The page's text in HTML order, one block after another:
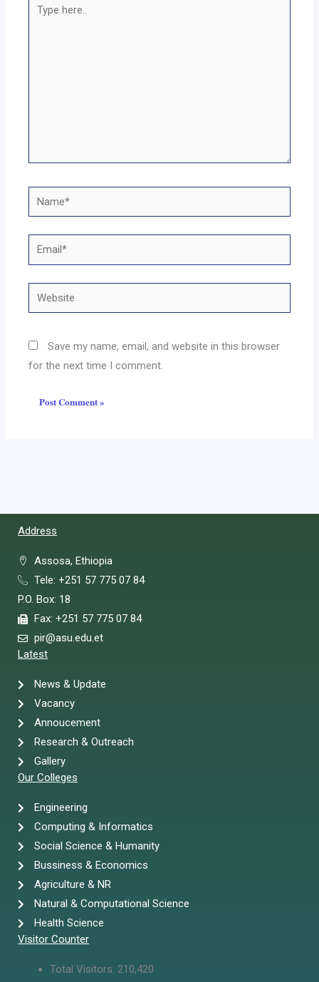
here..
Name*
Email*
Website
Save my name, email, and website in this browser
for the next time I comment.
Address
Assosa, Ethiopia
Tele: +251 57 775 07 84
P.O. Box: 18
Fax: +251 57 775 07 84
pir@asu.edu.et
Latest
News & Update
Vacancy
Annoucement
Research & Outreach
Gallery
Our Colleges
Engineering
Computing & Informatics
Social Science & Humanity
Bussiness & Economics
Agriculture & NR
Natural & Computational Science
Health Science
Visitor Counter
Total Visitors: 210,420